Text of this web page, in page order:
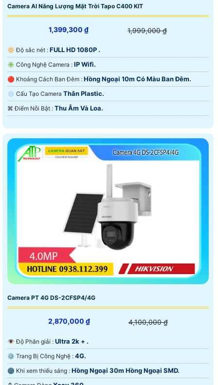
Camera AI Năng Lượng Mặt Trời Tapo C400 KIT
1,399,300 ₫ 1,999,000 ₫
🔆 Độ sắc nét : FULL HD 1080P .
✳️ Công Nghệ Camera : IP Wifi.
🔴 Khoảng Cách Ban Đêm : Hồng Ngoại 10m Có Màu Ban Ðêm.
❄ Cấu Tạo Camera Thân Plastic.
️⌘ Điểm Nỗi Bật : Thu Âm Và Loa.
Camera PT 4G DS-2CFSP4/4G
2,870,000 ₫ 4,100,000 ₫
👁 Độ Phân giải : Ultra 2k + .
⚙ Trang Bị Công Nghệ : 4G.
🌚 Khi xem thiếu sáng : Hồng Ngoại 30m Hồng Ngoại SMD.